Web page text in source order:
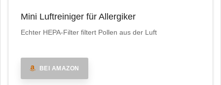
Mini Luftreiniger für Allergiker
Echter HEPA-Filter filtert Pollen aus der Luft
BEI AMAZON